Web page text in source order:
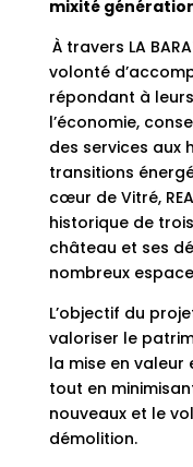
mixité
À travers LA
volonté
répondant à
l’économie,
des services aux
transitions
cœur de Vitré,
historique de
château et ses
nombreux
L’objectif du
valoriser le
la mise en valeur
tout en
nouveaux et le
démolition.